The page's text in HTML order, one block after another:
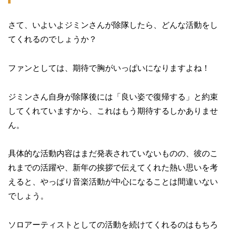
さて、いよいよジミンさんが除隊したら、どんな活動をし
てくれるのでしょうか？
ファンとしては、期待で胸がいっぱいになりますよね！
ジミンさん自身が除隊後には「良い姿で復帰する」と約束
してくれていますから、これはもう期待するしかありませ
ん。
具体的な活動内容はまだ発表されていないものの、彼のこ
れまでの活躍や、新年の挨拶で伝えてくれた熱い思いを考
えると、やっぱり音楽活動が中心になることは間違いない
でしょう。
ソロアーティストとしての活動を続けてくれるのはもちろ